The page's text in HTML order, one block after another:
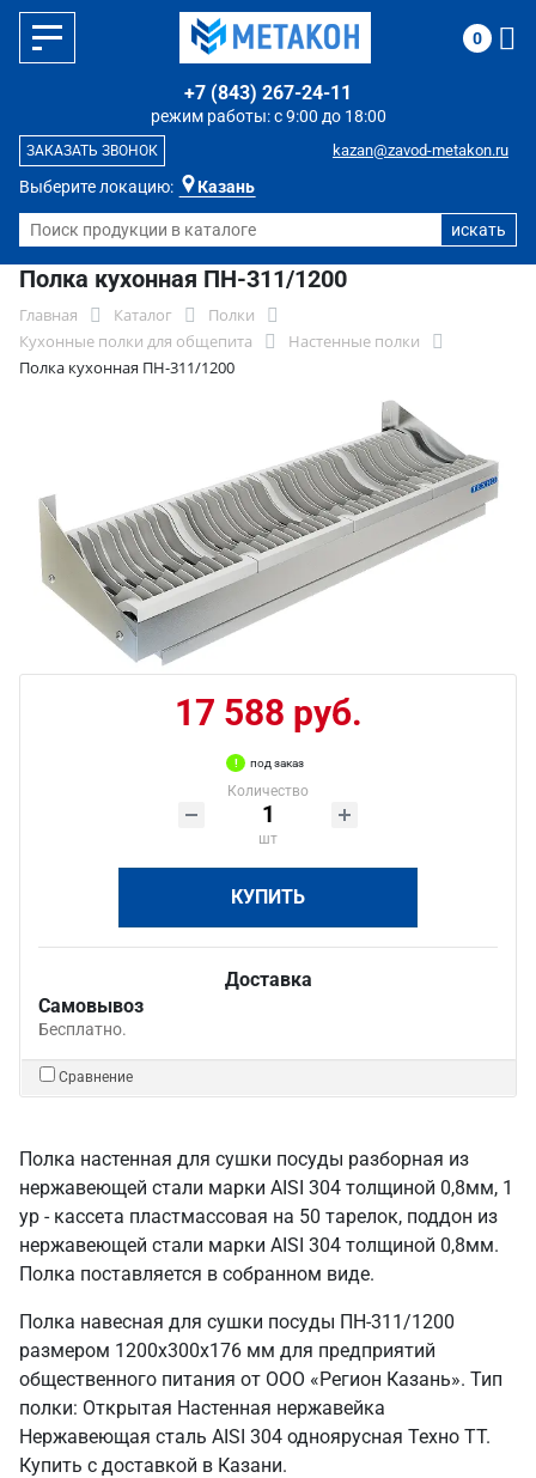
Выберите локацию: Казань
режим работы: с 9:00 до 18:00
+7 (843) 267-24-11
kazan@zavod-metakon.ru
ЗАКАЗАТЬ ЗВОНОК
0
Полка кухонная ПН-311/1200
Главная Каталог
Полки
Кухонные полки для общепита
Настенные полки
Полка кухонная ПН-311/1200
17 588 руб.
под заказ
Количество
шт
КУПИТЬ
Доставка
Самовывоз
Бесплатно.
Сравнение
Полка настенная для сушки посуды разборная из
нержавеющей стали марки AISI 304 толщиной 0,8мм, 1
ур - кассета пластмассовая на 50 тарелок, поддон из
нержавеющей стали марки AISI 304 толщиной 0,8мм.
Полка поставляется в собранном виде.
Полка навесная для сушки посуды ПН-311/1200
размером 1200х300х176 мм для предприятий
общественного питания от ООО «Регион Казань». Тип
полки: Открытая Настенная нержавейка
Нержавеющая сталь AISI 304 одноярусная Техно ТТ.
Купить с доставкой в Казани.